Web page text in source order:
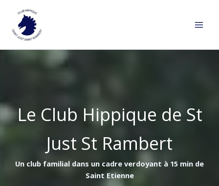
contenu
Le Club Hippique de St
Just St Rambert
Un club familial dans un cadre verdoyant à 15 min de
Saint Etienne